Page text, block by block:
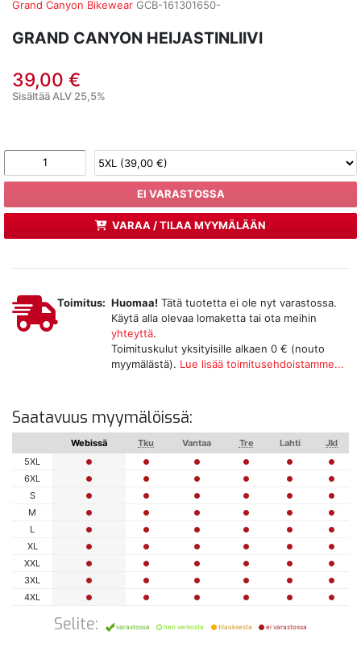
Grand Canyon Bikewear GCB-161301650-
GRAND CANYON HEIJASTINLIIVI
39,00 €
Sisältää ALV 25,5%
EI VARASTOSSA
VARAA / TILAA MYYMÄLÄÄN
Toimitus: Huomaa! Tätä tuotetta ei ole nyt varastossa.
Käytä alla olevaa lomaketta tai ota meihin
yhteyttä.
Toimituskulut yksityisille alkaen 0 € (nouto
myymälästä). Lue lisää toimitusehdoistamme...
Saatavuus myymälöissä:
Webissä Tku Vantaa Tre Lahti
Jkl
5XL
6XL
S
M
L
XL
XXL
3XL
4XL
Selite: varastossa heti verkosta tilauksesta ei varastossa